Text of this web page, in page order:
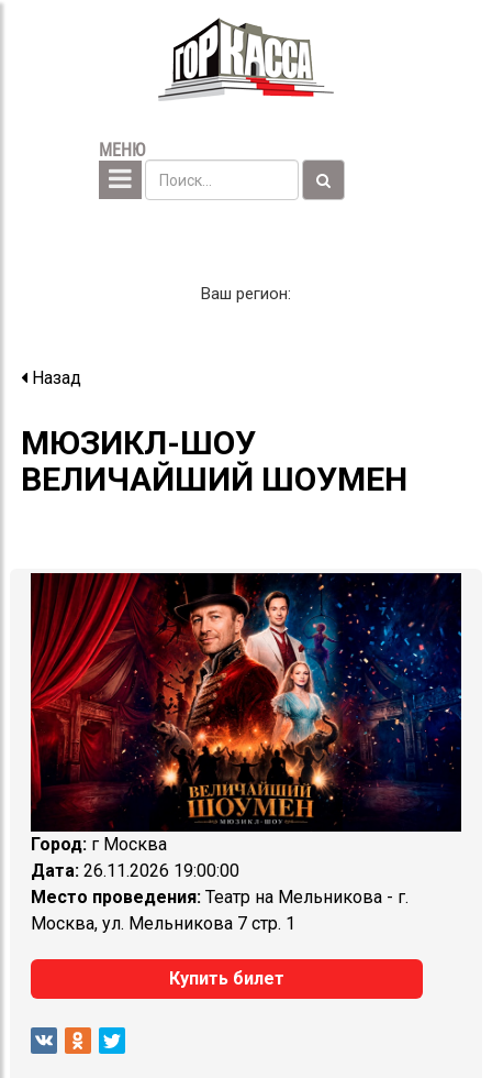
МЕНЮ
Ваш регион:
Назад
МЮЗИКЛ-ШОУ
ВЕЛИЧАЙШИЙ ШОУМЕН
Город: г Москва
Дата: 26.11.2026 19:00:00
Место проведения: Театр на Мельникова - г.
Москва, ул. Мельникова 7 стр. 1
Купить билет